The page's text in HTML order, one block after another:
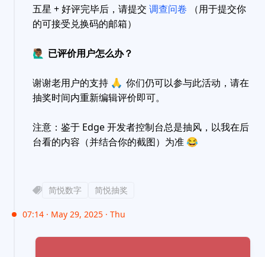
五星 + 好评完毕后，请提交 调查问卷 （用于提交你
的可接受兑换码的邮箱）
🙋🏾‍♂️ 已评价用户怎么办？
谢谢老用户的支持 🙏 你们仍可以参与此活动，请在
抽奖时间内重新编辑评价即可。
注意：鉴于 Edge 开发者控制台总是抽风，以我在后
台看的内容（并结合你的截图）为准😂
简悦数字 简悦抽奖
07:14 · May 29, 2025 · Thu